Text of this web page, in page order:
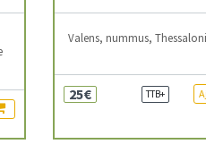
Valens, nummus,
25€ TTB+